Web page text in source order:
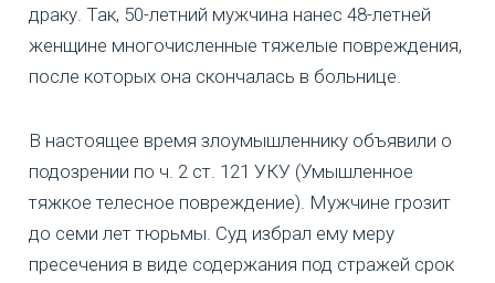
драку. Так, 50-летний мужчина нанес 48-летней
женщине многочисленные тяжелые повреждения,
после которых она скончалась в больнице.
В настоящее время злоумышленнику объявили о
подозрении по ч. 2 ст. 121 УКУ (Умышленное
тяжкое телесное повреждение). Мужчине грозит
до семи лет тюрьмы. Суд избрал ему меру
пресечения в виде содержания под стражей срок